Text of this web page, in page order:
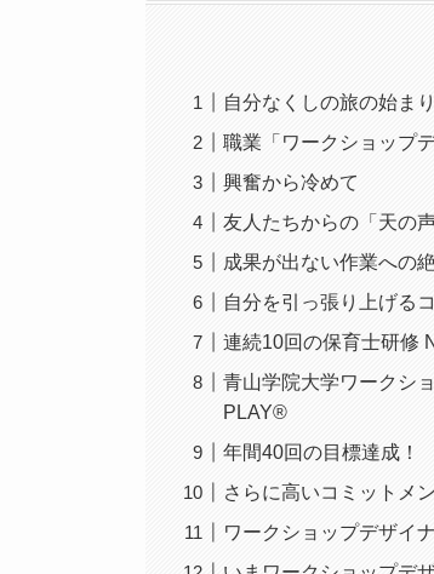
自分なくしの旅の始まり
職業「ワークショップ
興奮から冷めて
友人たちからの「天の声
成果が出ない作業への
自分を引っ張り上げる
連続10回の保育士研修
青山学院大学ワークシ
PLAY®︎
年間40回の目標達成！
さらに高いコミットメン
ワークショップデザイ